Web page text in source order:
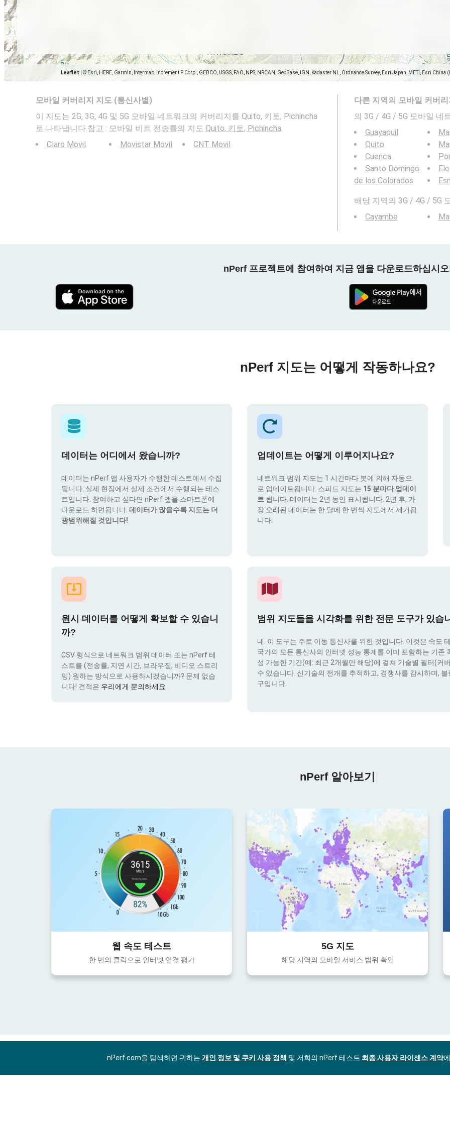
Leaflet © Esri, HERE, Garmin, Intermap, increment P Corp., GEBCO, USGS, FAO, NPS, NRCAN, GeoBase, IGN, Kadaster NL, Ordnance Survey, Esri Japan, METI, Esri
모바일 커버리지 지도 (통신사별)
이 지도는 2G, 3G, 4G 및 5G 모바일 네트워크의 커버리지를 Quito, 키토, Pichincha
로 나타냅니다.참고 : 모바일 비트 전송률의 지도 Quito, 키토, Pichincha.
Claro Movil
Movistar Movil CNT Movil
다른 지역의 모바일 커버
의 3G / 4G / 5G 모바일 네
Guayaquil
Quito
Cuenca
Santo Domingo
de los Colorados
해당 지역의 3G / 4G / 5G
Cayambe
nPerf 프로젝트에 참여하여 지금 앱을 다운로드하십시
nPerf 지도는 어떻게 작동하나요?
데이터는 어디에서 왔습니까?
데이터는 nPerf 앱 사용자가 수행한 테스트에서 수집
됩니다. 실제 현장에서 실제 조건에서 수행되는 테스
트입니다. 참여하고 싶다면 nPerf 앱을 스마트폰에
다운로드 하면됩니다. 데이터가 많을수록 지도는 더
광범위해질 것입니다!
업데이트는 어떻게 이루어지나요?
네트워크 범위 지도는 1 시간마다 봇에 의해 자동으
로 업데이트됩니다. 스피드 지도는 15 분마다 업데이
트 됩니다. 데이터는 2년 동안 표시됩니다. 2년 후, 가
장 오래된 데이터는 한 달에 한 번씩 지도에서 제거됩
니다.
원시 데이터를 어떻게 확보할 수 있습니
까?
CSV 형식으로 네트워크 범위 데이터 또는 nPerf 테
스트를 (전송률, 지연 시간, 브라우징, 비디오 스트리
밍) 원하는 방식으로 사용하시겠습니까? 문제 없습
니다! 견적은 우리에게 문의하세요
범위 지도들을 시각화를 위한 전문 도구가 있습
네. 이 도구는 주로 이동 통신사를 위한 것입니다. 이것은 속도
국가의 모든 통신사의 인터넷 성능 통계를 이미 포함하는 기
성 가능한 기간(예: 최근 2개월만 해당)에 걸쳐 기술별 필터(커
수 있습니다. 신기술의 전개를 추적하고, 경쟁사를 감시하며,
구입니다.
nPerf 알아보기
웹 속도 테스트
한 번의 클릭으로 인터넷 연결 평가
5G 지도
해당 지역의 모바일 서비스 범위 확인
nPerf.com을 탐색하면 귀하는 개인 정보 및 쿠키 사용 정책 및 저희의 nPerf 테스트 최종 사용자 라이센스 계약